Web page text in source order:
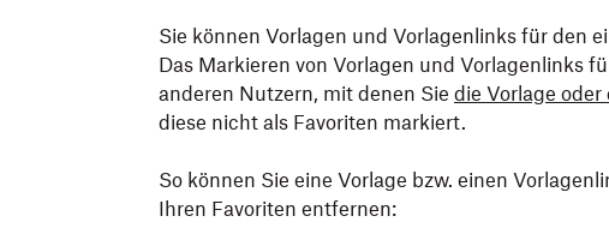
Sie können Vorlagen und Vorlagenlinks für den
Das Markieren von Vorlagen und Vorlagenlinks
anderen Nutzern, mit denen Sie die Vorlage
diese nicht als Favoriten markiert.
So können Sie eine Vorlage bzw. einen
Ihren Favoriten entfernen: